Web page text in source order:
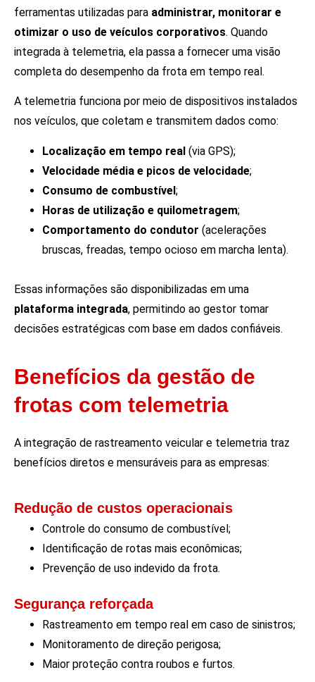
ferramentas utilizadas para administrar, monitorar e
otimizar o uso de veículos corporativos. Quando
integrada à telemetria, ela passa a fornecer uma visão
completa do desempenho da frota em tempo real.
A telemetria funciona por meio de dispositivos instalados
nos veículos, que coletam e transmitem dados como:
Localização em tempo real (via GPS);
Velocidade média e picos de velocidade;
Consumo de combustível;
Horas de utilização e quilometragem;
Comportamento do condutor (acelerações
bruscas, freadas, tempo ocioso em marcha lenta).
Essas informações são disponibilizadas em uma
plataforma integrada, permitindo ao gestor tomar
decisões estratégicas com base em dados confiáveis.
Benefícios da gestão de
frotas com telemetria
A integração de rastreamento veicular e telemetria traz
benefícios diretos e mensuráveis para as empresas:
Redução de custos operacionais
Controle do consumo de combustível;
Identificação de rotas mais econômicas;
Prevenção de uso indevido da frota.
Segurança reforçada
Rastreamento em tempo real em caso de sinistros;
Monitoramento de direção perigosa;
Maior proteção contra roubos e furtos.